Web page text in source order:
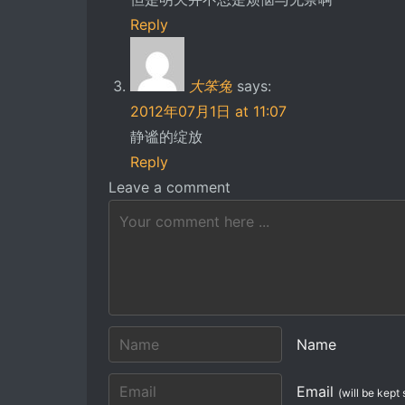
Reply
大笨兔 says:
2012年07月1日 at 11:07
静谧的绽放
Reply
Leave a comment
Name
Email (will be kept